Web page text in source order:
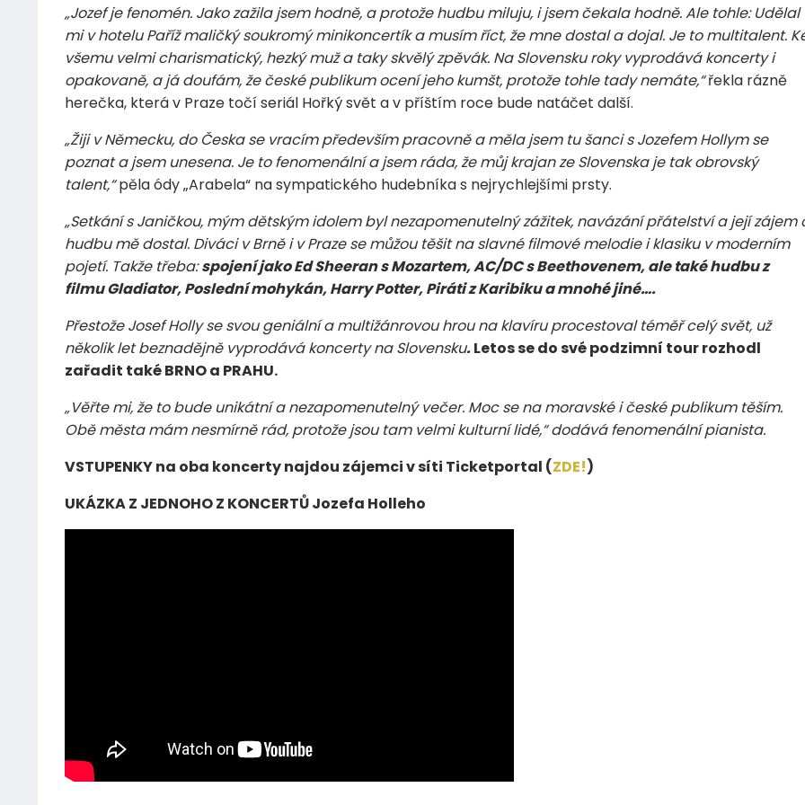
„Jozef je fenomén. Jako zažila jsem hodně, a protože hudbu miluju, i jsem čekala hodně. Ale tohle: Udělal
mi v hotelu Paříž maličký soukromý minikoncertík a musím říct, že mne dostal a dojal. Je to multitalent.
všemu velmi charismatický, hezký muž a taky skvělý zpěvák. Na Slovensku roky vyprodává koncerty i
opakovaně, a já doufám, že české publikum ocení jeho kumšt, protože tohle tady nemáte,“řekla rázně
herečka, která v Praze točí seriál Hořký svět a v příštím roce bude natáčet další.
„Žiji v Německu, do Česka se vracím především pracovně a měla jsem tu šanci s Jozefem Hollym se
poznat a jsem unesena. Je to fenomenální a jsem ráda, že můj krajan ze Slovenska je tak obrovský
talent,“pěla ódy „Arabela“ na sympatického hudebníka s nejrychlejšími prsty.
„Setkání s Janičkou, mým dětským idolem byl nezapomenutelný zážitek, navázání přátelství a její zájem
hudbu mě dostal. Diváci v Brně i v Praze se můžou těšit na slavné filmové melodie i klasiku v moderním
pojetí. Takže třeba:spojení jako Ed Sheeran s Mozartem, AC/DC s Beethovenem, ale také hudbu z
filmu Gladiator, Poslední mohykán, Harry Potter, Piráti z Karibikua mnohé jiné….
Přestože Josef Holly se svou geniální a multižánrovou hrou na klavíru procestoval téměř celý svět, už
několik let beznadějně vyprodává koncerty na Slovensku.Letos se do své podzimní tour rozhodl
zařadit také BRNO a PRAHU.
„Věřte mi, že to bude unikátní a nezapomenutelný večer. Moc se na moravské i české publikum těším.
Obě města mám nesmírně rád, protože jsou tam velmi kulturní lidé,“dodává fenomenální pianista.
VSTUPENKYna oba koncerty najdou zájemci v síti Ticketportal (ZDE!)
UKÁZKA Z JEDNOHO Z KONCERTŮ Jozefa Holleho